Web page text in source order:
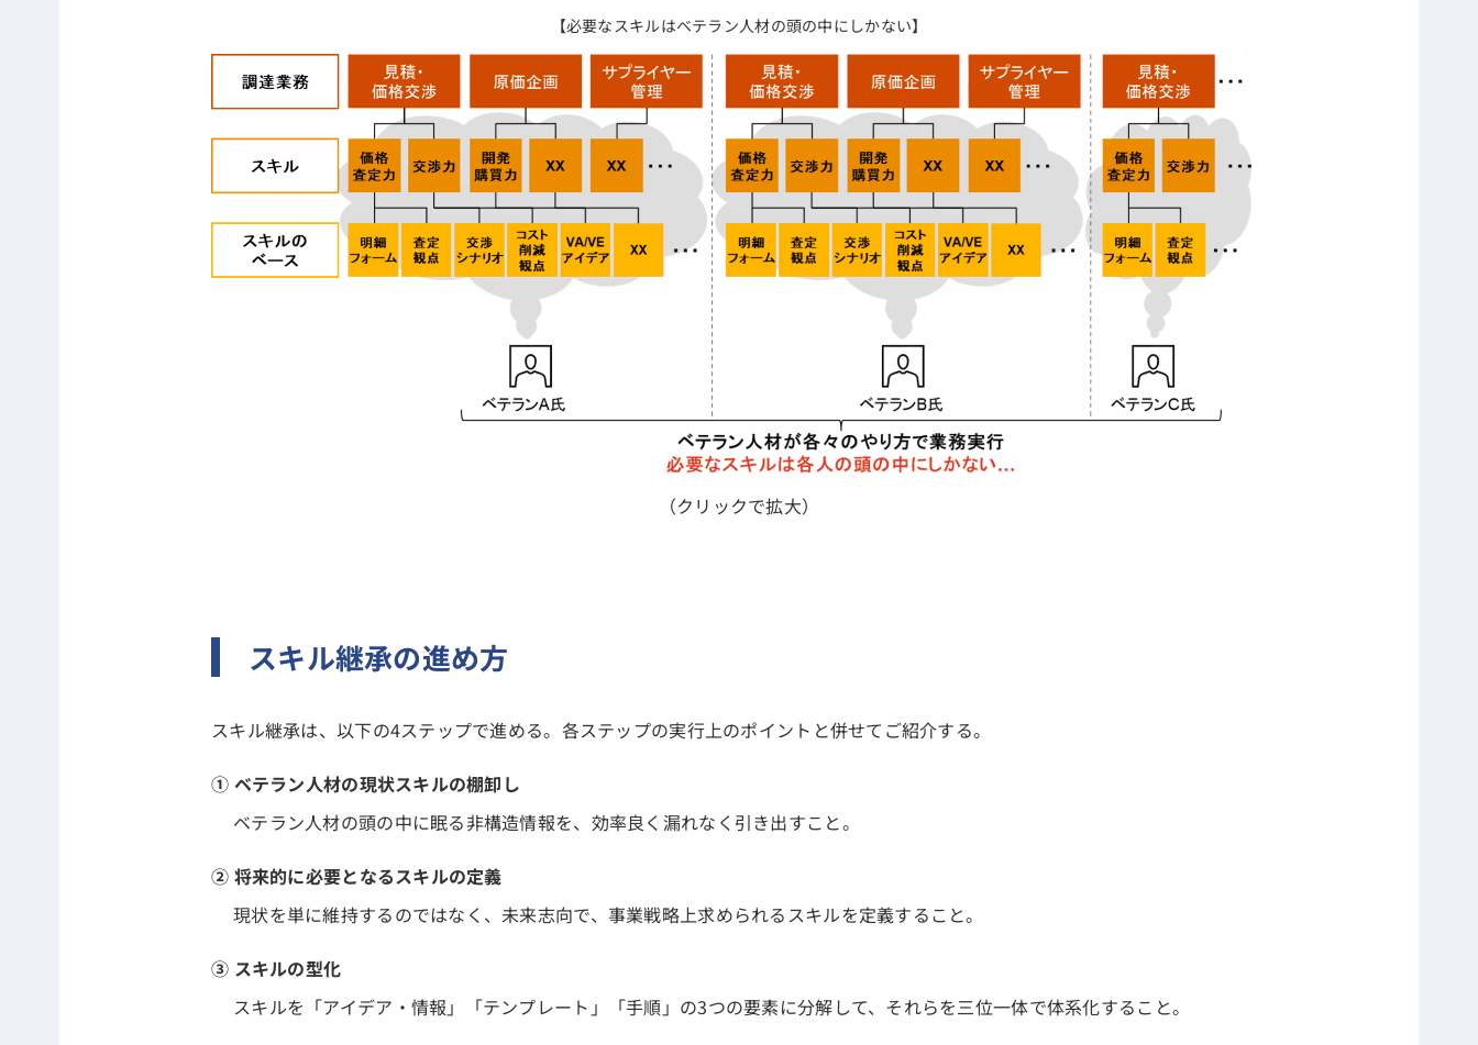
【必要なスキルはベテラン人材の頭の中にしかない】
（クリックで拡大）
スキル継承の進め方
スキル継承は、以下の4ステップで進める。各ステップの実行上のポイントと併せてご紹介する。
① ベテラン人材の現状スキルの棚卸し
ベテラン人材の頭の中に眠る非構造情報を、効率良く漏れなく引き出すこと。
② 将来的に必要となるスキルの定義
現状を単に維持するのではなく、未来志向で、事業戦略上求められるスキルを定義すること。
③ スキルの型化
スキルを「アイデア・情報」「テンプレート」「手順」の3つの要素に分解して、それらを三位一体で体系化すること。